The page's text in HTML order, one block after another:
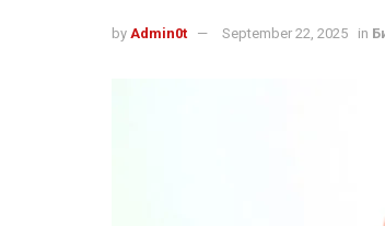
by Admin0t September 22, 2025 in